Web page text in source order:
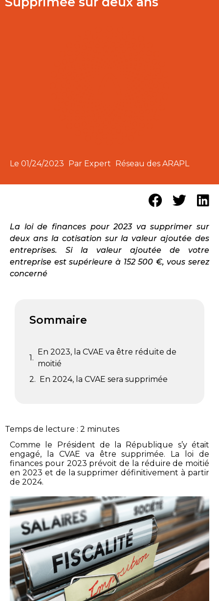
Le 01/24/2023 Par Expert Réseau des ARAPL
La loi de finances pour 2023 va supprimer sur
deux ans la cotisation sur la valeur ajoutée des
entreprises. Si la valeur ajoutée de votre
entreprise est supérieure à 152 500 €, vous serez
concerné
Sommaire
En 2023, la CVAE va être réduite de
moitié
En 2024, la CVAE sera supprimée
Temps de lecture : 2 minutes
Comme le Président de la République s’y était
engagé, la CVAE va être supprimée. La loi de
finances pour 2023 prévoit de la réduire de moitié
en 2023 et de la supprimer définitivement à partir
de 2024.